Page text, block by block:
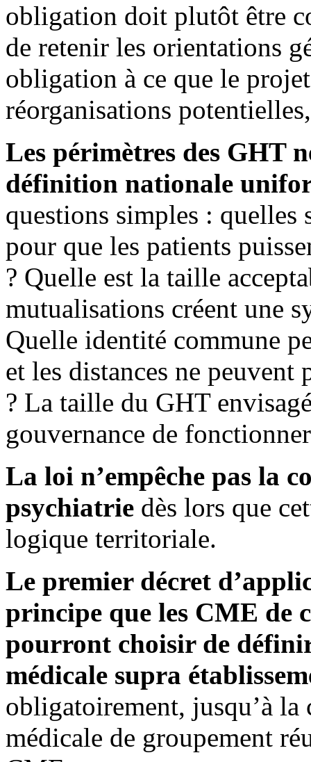
obligation doit plutôt être
de retenir les orientations
obligation à ce que le
réorganisations
Les périmètres des GHT
définition nationale
questions simples : quelles
pour que les patients
? Quelle est la taille
mutualisations créent une
Quelle identité commune
et les distances ne peuvent
? La taille du GHT
gouvernance de
La loi n’empêche pas la
psychiatrie dès lors que
logique territoriale.
Le premier décret
principe que les CME de
pourront choisir de
médicale supra
obligatoirement, jusqu’à
médicale de groupement